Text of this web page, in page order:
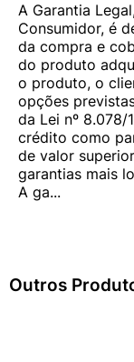
A Garantia
Consumidor, é
da compra e
do produto
o produto, o
opções
da Lei nº 8.078/
crédito como
de valor
garantias mais
A ga...
Outros